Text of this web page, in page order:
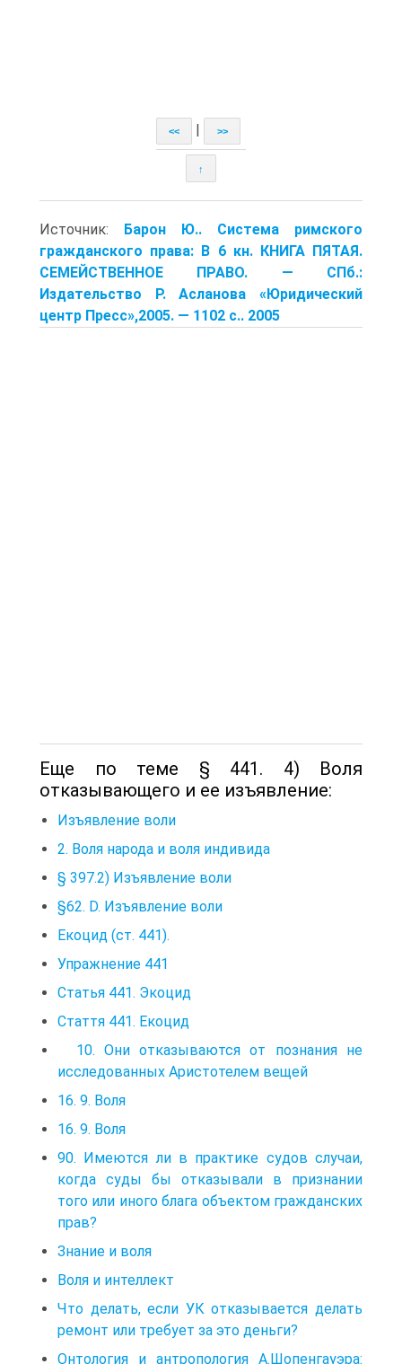
<< >>
↑
Источник: Барон Ю.. Система римского
гражданского права: В 6 кн. КНИГА ПЯТАЯ.
СЕМЕЙСТВЕННОЕ ПРАВО. — СПб.:
Издательство Р. Асланова «Юридический
центр Пресс»,2005. — 1102 с.. 2005
Еще по теме § 441. 4) Воля
отказывающего и ее изъявление:
Изъявление воли
2. Воля народа и воля индивида
§ 397.2) Изъявление воли
§62. D. Изъявление воли
Екоцид (ст. 441).
Упражнение 441
Статья 441. Экоцид
Стаття 441. Екоцид
10. Они отказываются от познания не
исследованных Аристотелем вещей
16. 9. Воля
16. 9. Воля
90. Имеются ли в практике судов случаи,
когда суды бы отказывали в признании
того или иного блага объектом гражданских
прав?
Знание и воля
Воля и интеллект
Что делать, если УК отказывается делать
ремонт или требует за это деньги?
Онтология и антропология А.Шопенгауэра: